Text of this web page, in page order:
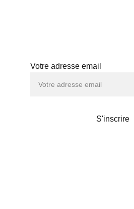
Votre adresse email
S'inscrire